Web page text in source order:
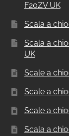
F20ZV UK
Scala a
Scala a
UK
Scale a
Scale a
Scale a
Scala a